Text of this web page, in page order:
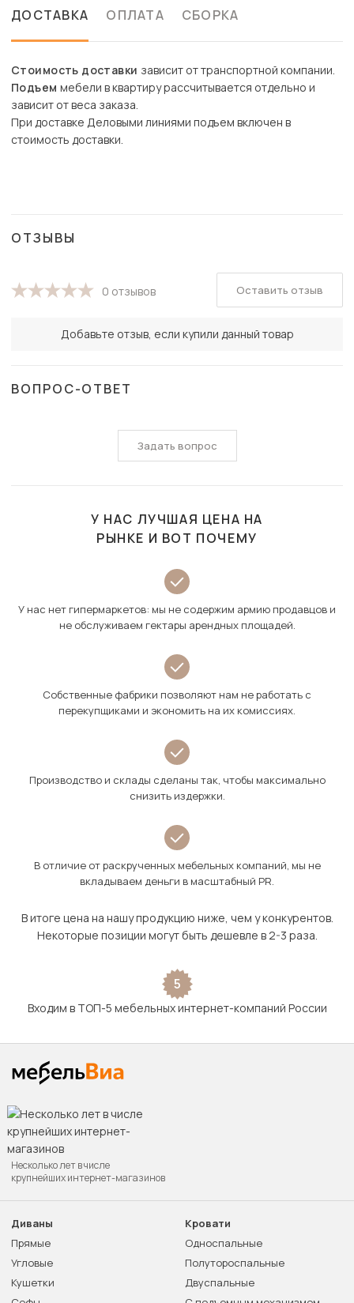
ДОСТАВКА ОПЛАТА СБОРКА
Стоимость доставки зависит от транспортной компании.
Подъем мебели в квартиру рассчитывается отдельно и
зависит от веса заказа.
При доставке Деловыми линиями подъем включен в
стоимость доставки.
ОТЗЫВЫ
0 отзывов
Добавьте отзыв, если купили данный товар
Оставить отзыв
ВОПРОС-ОТВЕТ
Задать вопрос
У НАС ЛУЧШАЯ ЦЕНА НА
РЫНКЕ И ВОТ ПОЧЕМУ
У нас нет гипермаркетов: мы не содержим армию продавцов и
не обслуживаем гектары арендных площадей.
Собственные фабрики позволяют нам не работать с
перекупщиками и экономить на их комиссиях.
Производство и склады сделаны так, чтобы максимально
снизить издержки.
В отличие от раскрученных мебельных компаний, мы не
вкладываем деньги в масштабный PR.
В итоге цена на нашу продукцию ниже, чем у конкурентов.
Некоторые позиции могут быть дешевле в 2-3 раза.
5
Входим в ТОП-5 мебельных интернет-компаний России
Несколько лет в числе
крупнейших интернет-магазинов
Диваны
Прямые
Угловые
Кушетки
Кровати
Односпальные
Полутороспальные
Двуспальные